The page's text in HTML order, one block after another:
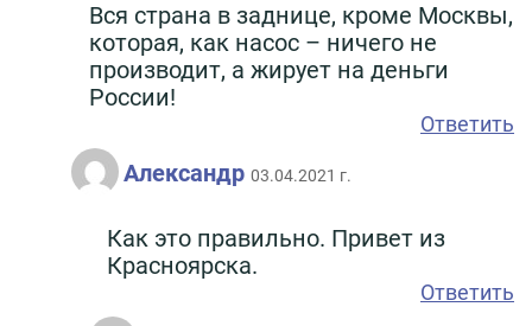
Вся страна в заднице, кроме Москвы,
которая, как насос – ничего не
производит, а жирует на деньги
России!
Ответить
Александр 03.04.2021 г.
Как это правильно. Привет из
Красноярска.
Ответить